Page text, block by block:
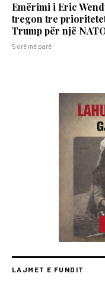
Emërimi i Eric
tregon tre
Trump për një
5 orë më parë
LAJMET E FUNDIT